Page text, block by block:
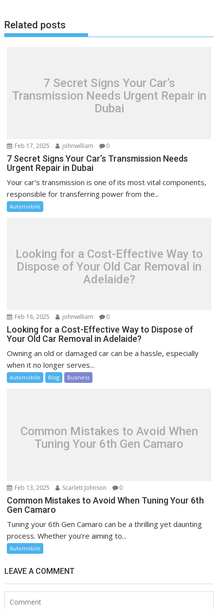
Related posts
7 Secret Signs Your Car’s
Transmission Needs Urgent Repair in
Dubai
Feb 17, 2025 johnwilliam 0
7 Secret Signs Your Car’s Transmission Needs
Urgent Repair in Dubai
Your car’s transmission is one of its most vital components,
responsible for transferring power from the...
Automobile
Looking for a Cost-Effective Way to
Dispose of Your Old Car Removal in
Adelaide?
Feb 16, 2025 johnwilliam 0
Looking for a Cost-Effective Way to Dispose of
Your Old Car Removal in Adelaide?
Owning an old or damaged car can be a hassle, especially
when it no longer serves...
Automobile Blog Business
Common Mistakes to Avoid When
Tuning Your 6th Gen Camaro
Feb 13, 2025 Scarlett Johnson 0
Common Mistakes to Avoid When Tuning Your 6th
Gen Camaro
Tuning your 6th Gen Camaro can be a thrilling yet daunting
process. Whether you’re aiming to...
Automobile
LEAVE A COMMENT